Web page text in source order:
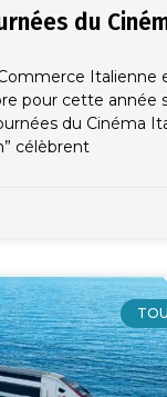
du
Italienne
pour cette année
du Cinéma
célèbrent